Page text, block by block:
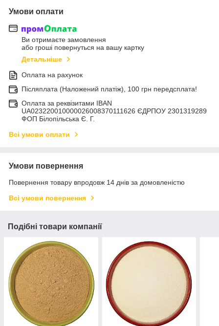
Умови оплати
Ви отримаєте замовлення
або гроші повернуться на вашу картку
Детальніше
Оплата на рахунок
Післяплата (Наложений платіж), 100 грн передсплата!
Оплата за реквізитами IBAN
UA023220010000026008370111626 ЄДРПОУ 2301319289
ФОП Білопільська Є. Г.
Всі умови оплати
Умови повернення
Повернення товару впродовж 14 днів за домовленістю
Всі умови повернення
Подібні товари компанії